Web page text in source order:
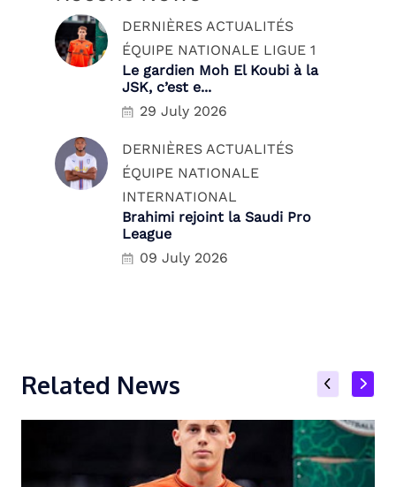
DERNIÈRES ACTUALITÉS
ÉQUIPE NATIONALE LIGUE 1
Le gardien Moh El Koubi à la
JSK, c’est e...
29 July 2026
DERNIÈRES ACTUALITÉS
ÉQUIPE NATIONALE
INTERNATIONAL
Brahimi rejoint la Saudi Pro
League
09 July 2026
Related News